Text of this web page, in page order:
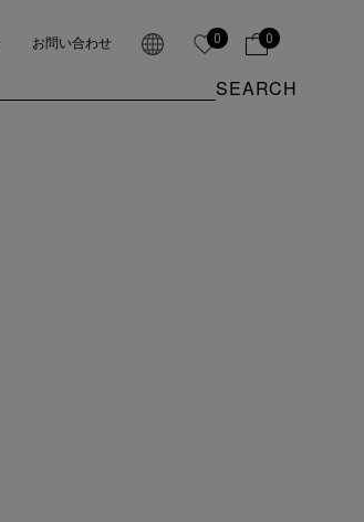
お問い合わせ 0 0
SEARCH